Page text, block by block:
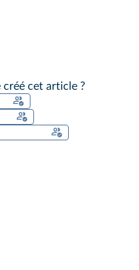
créé cet article ?